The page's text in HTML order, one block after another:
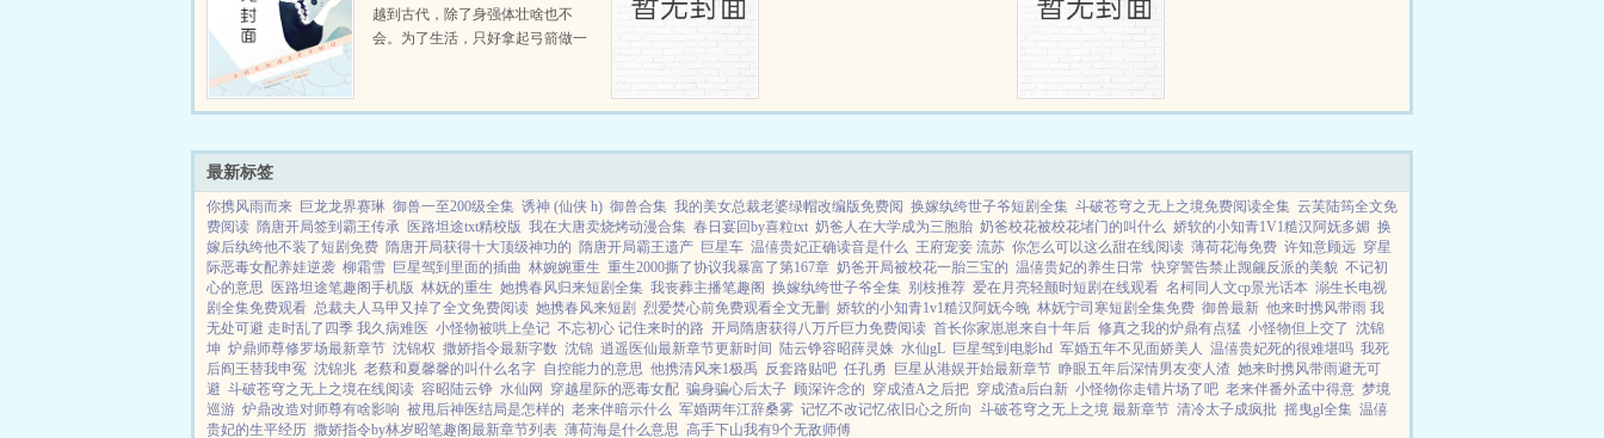
越到古代，除了身强体壮啥也不
会。为了生活，只好拿起弓箭做一
只野兔，不会做（失望）第三天周
最新标签
你携风雨而来 巨龙龙界赛琳 御兽一至200级全集 诱神 (仙侠 h) 御兽合集 我的美女总裁老婆绿帽改编版免费阅 换嫁纨绔世子爷短剧全集 斗破苍穹之无上之境免费阅读全集 云芙陆筠全文免
费阅读 隋唐开局签到霸王传承 医路坦途txt精校版 我在大唐卖烧烤动漫合集 春日宴回by喜粒txt 奶爸人在大学成为三胞胎 奶爸校花被校花堵门的叫什么 娇软的小知青1V1糙汉阿妩多媚 换
嫁后纨绔他不装了短剧免费 隋唐开局获得十大顶级神功的 隋唐开局霸王遗产 巨星车 温僖贵妃正确读音是什么 王府宠妾 流苏 你怎么可以这么甜在线阅读 薄荷花海免费 许知意顾远 穿星
际恶毒女配养娃逆袭 柳霜雪 巨星驾到里面的插曲 林婉婉重生 重生2000撕了协议我暴富了第167章 奶爸开局被校花一胎三宝的 温僖贵妃的养生日常 快穿警告禁止觊觎反派的美貌 不记初
心的意思
医路坦途笔趣阁手机版 林妩的重生 她携春风归来短剧全集 我丧葬主播笔趣阁 换嫁纨绔世子爷全集 别枝推荐 爱在月亮轻颤时短剧在线观看 名柯同人文cp景光话本 溺生长电视
剧全集免费观看 总裁夫人马甲又掉了全文免费阅读 她携春风来短剧 烈爱焚心前免费观看全文无删 娇软的小知青1v1糙汉阿妩今晚 林妩宁司寒短剧全集免费 御兽最新 他来时携风带雨 我
无处可避 走时乱了四季 我久病难医 小怪物被哄上垒记 不忘初心 记住来时的路 开局隋唐获得八万斤巨力免费阅读 首长你家崽崽来自十年后 修真之我的炉鼎有点猛 小怪物但上交了 沈锦
坤 炉鼎师尊修罗场最新章节 沈锦权 撒娇指令最新字数 沈锦 逍遥医仙最新章节更新时间 陆云铮容昭薛灵姝 水仙gL 巨星驾到电影hd 军婚五年不见面娇美人 温僖贵妃死的很难堪吗 我死
后阎王替我申冤 沈锦兆 老蔡和夏馨馨的叫什么名字 自控能力的意思 他携清风来1极禹 反套路贴吧 任孔勇 巨星从港娱开始最新章节 睁眼五年后深情男友变人渣 她来时携风带雨避无可
避 斗破苍穹之无上之境在线阅读 容昭陆云铮 水仙网 穿越星际的恶毒女配 骗身骗心后太子 顾深许念的 穿成渣A之后把 穿成渣a后白新 小怪物你走错片场了吧 老来伴番外孟中得意 梦境
巡游 炉鼎改造对师尊有啥影响 被甩后神医结局是怎样的 老来伴暗示什么 军婚两年江辞桑雾 记忆不改记忆依旧心之所向 斗破苍穹之无上之境 最新章节 清冷太子成疯批 摇曳gl全集 温僖
贵妃的生平经历 撒娇指令by林岁昭笔趣阁最新章节列表 薄荷海是什么意思 高手下山我有9个无敌师傅